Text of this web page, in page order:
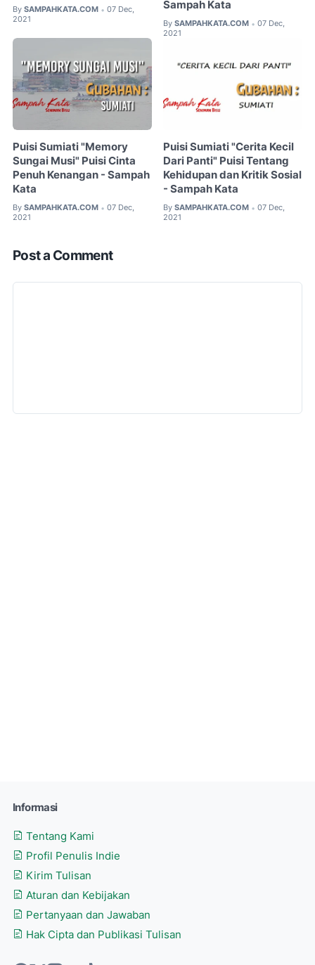
By SAMPAHKATA.COM • 07 Dec,
2021
Sampah Kata
By SAMPAHKATA.COM • 07 Dec,
2021
Puisi Sumiati "Memory
Sungai Musi" Puisi Cinta
Penuh Kenangan - Sampah
Kata
By SAMPAHKATA.COM • 07 Dec,
2021
Puisi Sumiati "Cerita Kecil
Dari Panti" Puisi Tentang
Kehidupan dan Kritik Sosial
- Sampah Kata
By SAMPAHKATA.COM • 07 Dec,
2021
Post a Comment
Informasi
Tentang Kami
Profil Penulis Indie
Kirim Tulisan
Aturan dan Kebijakan
Pertanyaan dan Jawaban
Hak Cipta dan Publikasi Tulisan